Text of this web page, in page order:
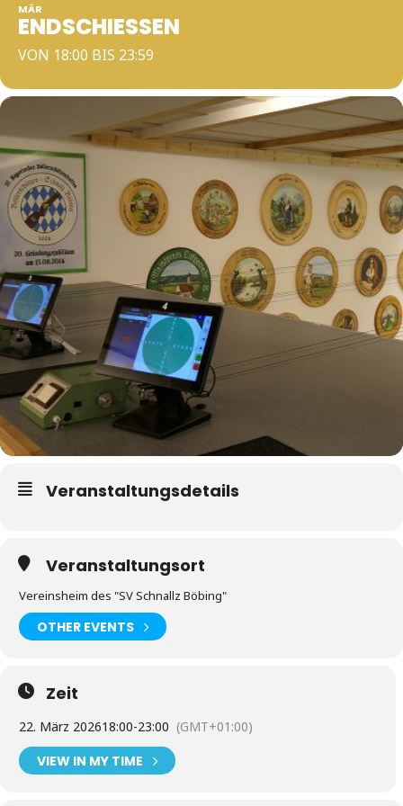
MÄR
ENDSCHIESSEN
VON 18:00 BIS 23:59
Veranstaltungsdetails
Veranstaltungsort
Vereinsheim des "SV Schnallz Böbing"
OTHER EVENTS
Zeit
22. März 202618:00-23:00 (GMT+01:00)
VIEW IN MY TIME